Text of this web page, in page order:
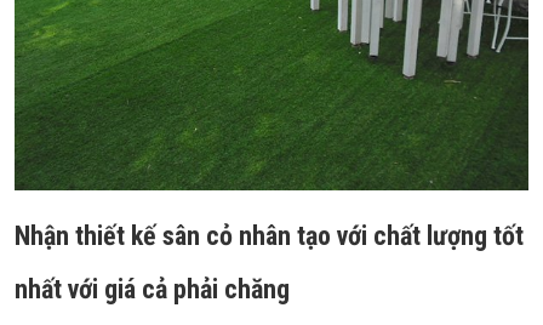
Nhận thiết kế sân cỏ nhân tạo với chất lượng tốt
nhất với giá cả phải chăng